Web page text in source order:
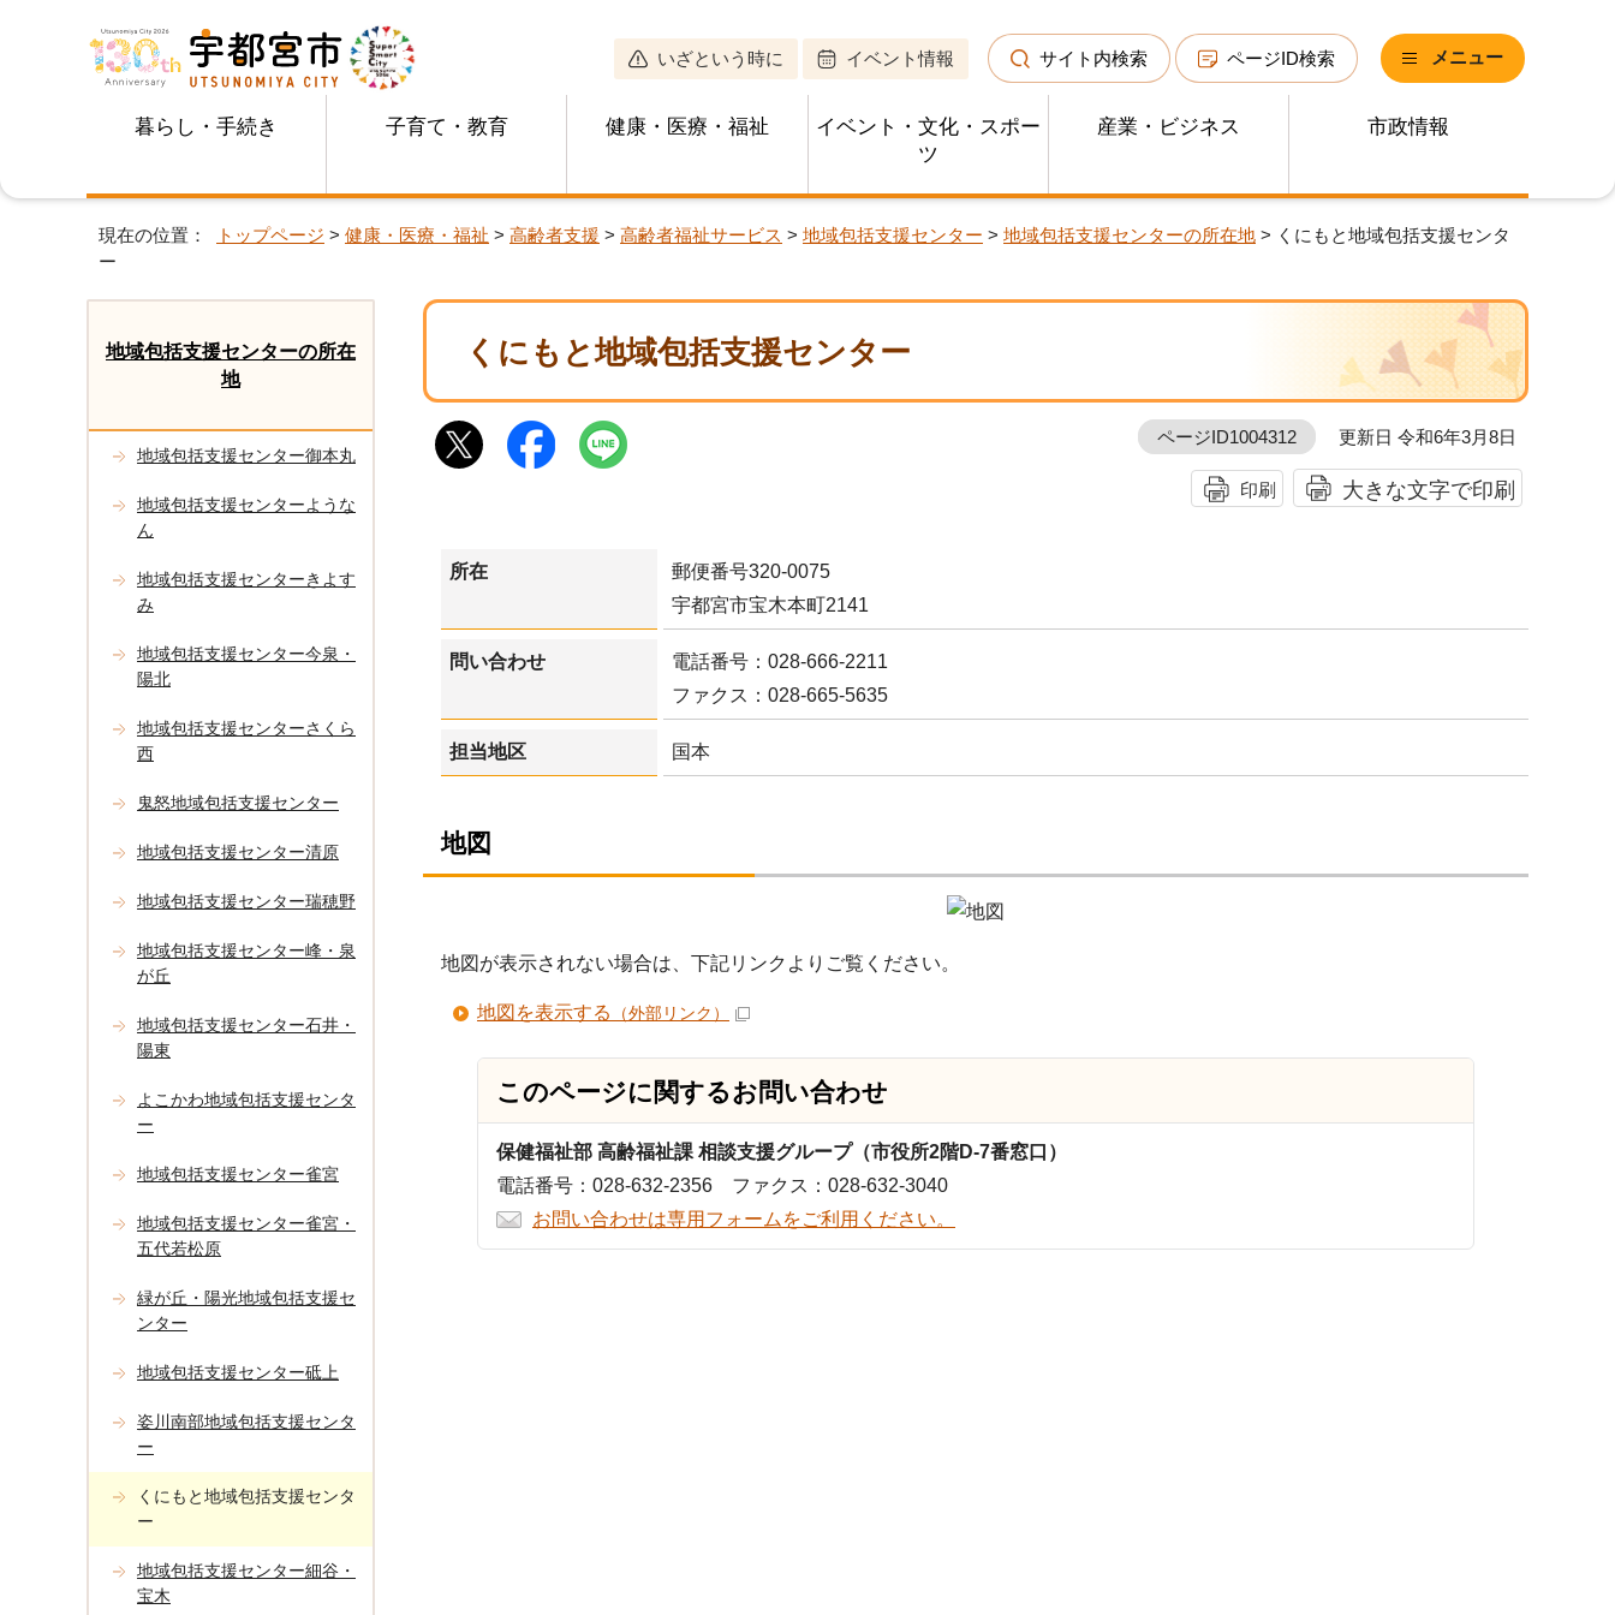
いざという時に イベント情報 サイト内検索 ページID検索 メニュー
暮らし・手続き 子育て・教育 健康・医療・福祉
イベント・文化・スポー
ツ
産業・ビジネス 市政情報
現在の位置： トップページ > 健康・医療・福祉 > 高齢者支援 > 高齢者福祉サービス > 地域包括支援センター > 地域包括支援センターの所在地 > くにもと地域包括支援センタ
ー
くにもと地域包括支援センター
ページID1004312 更新日 令和6年3月8日
印刷 大きな文字で印刷
所在
郵便番号320-0075
宇都宮市宝木本町2141
問い合わせ
電話番号：028-666-2211
ファクス：028-665-5635
担当地区 国本
地図
地図が表示されない場合は、下記リンクよりご覧ください。
地図を表示する （外部リンク）
このページに関するお問い合わせ
保健福祉部 高齢福祉課 相談支援グループ（市役所2階D-7番窓口）
電話番号：028-632-2356 ファクス：028-632-3040
お問い合わせは専用フォームをご利用ください。
地域包括支援センターの所在
地
地域包括支援センター御本丸
地域包括支援センターような
ん
地域包括支援センターきよす
み
地域包括支援センター今泉・
陽北
地域包括支援センターさくら
西
鬼怒地域包括支援センター
地域包括支援センター清原
地域包括支援センター瑞穂野
地域包括支援センター峰・泉
が丘
地域包括支援センター石井・
陽東
よこかわ地域包括支援センタ
ー
地域包括支援センター雀宮
地域包括支援センター雀宮・
五代若松原
緑が丘・陽光地域包括支援セ
ンター
地域包括支援センター砥上
姿川南部地域包括支援センタ
ー
くにもと地域包括支援センタ
ー
地域包括支援センター細谷・
宝木